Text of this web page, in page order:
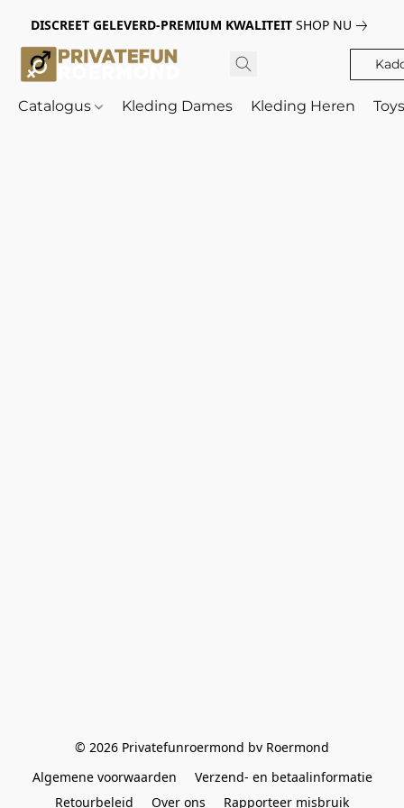
DISCREET GELEVERD-PREMIUM KWALITEIT SHOP NU
Catalogus Kleding Dames Kleding Heren
© 2026 Privatefunroermond bv Roermond
Algemene voorwaarden
Verzend- en betaalinformatie
Retourbeleid
Over ons Rapporteer misbruik